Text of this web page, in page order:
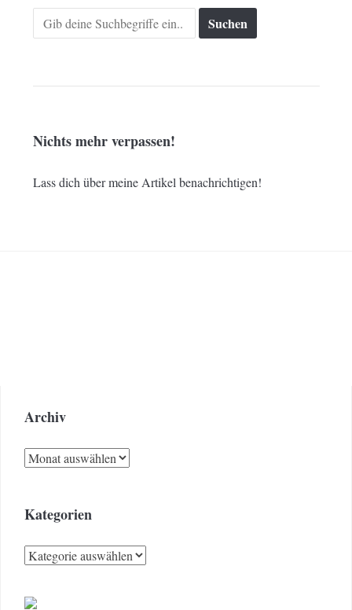
Search
for:
Nichts mehr verpassen!
Lass dich über meine Artikel benachrichtigen!
Archiv
Archiv
Kategorien
Kategorien